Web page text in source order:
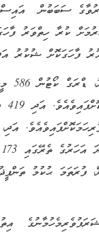
ސަބަބުން
ކުރާ ހިތްވަރު
ފާހަގަކޮށް ޝުކުރު
ފުރަތަމަ ޙުކުމު